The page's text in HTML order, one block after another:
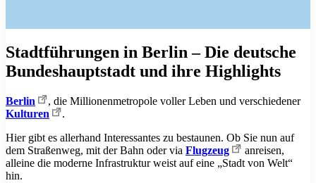
Stadtführungen in Berlin – Die deutsche
Bundeshauptstadt und ihre Highlights
Berlin
, die Millionenmetropole voller Leben und verschiedener
Kulturen
.
Hier gibt es allerhand Interessantes zu bestaunen. Ob Sie nun auf
dem Straßenweg, mit der Bahn oder via Flugzeug
anreisen,
alleine die moderne Infrastruktur weist auf eine „Stadt von Welt“
hin.